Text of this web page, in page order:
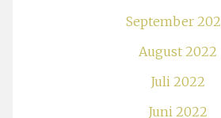
September
August 2022
Juli 2022
Juni 2022